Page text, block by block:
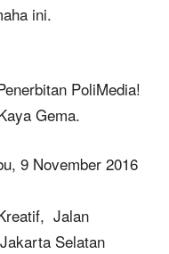
ini.
PoliMedia!
Gema.
9 November 2016
Jalan
Selatan